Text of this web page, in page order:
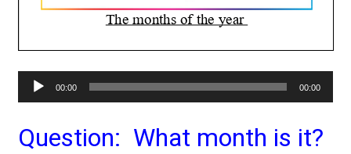
Lecteur
audio
00:00 00:00
Question: What month is it?